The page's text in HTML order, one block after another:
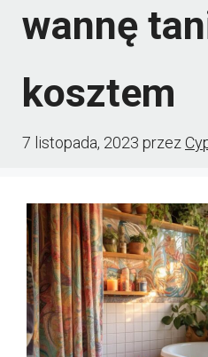
wannę
kosztem
7 listopada, 2023 przez